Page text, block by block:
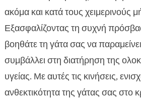
ακόμα και κατά τους χειμερινούς
Εξασφαλίζοντας τη συχνή
βοηθάτε τη γάτα σας να
συμβάλλει στη διατήρηση της
υγείας. Με αυτές τις κινήσεις,
ανθεκτικότητα της γάτας σας στο